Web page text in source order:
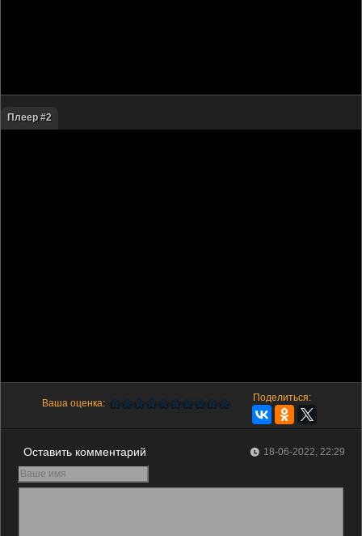
Плеер #2
Ваша оценка: Поделиться:
Оставить комментарий 18-06-2022, 22:29